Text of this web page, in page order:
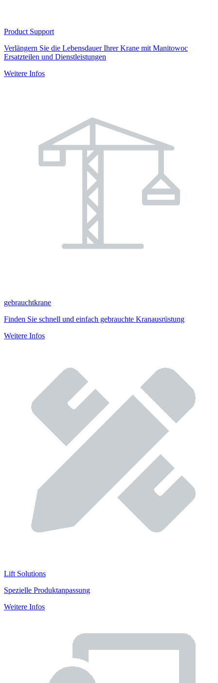
Product Support
Verlängern Sie die Lebensdauer Ihrer Krane mit Manitowoc
Ersatzteilen und Dienstleistungen
Weitere Infos
gebrauchtkrane
Finden Sie schnell und einfach gebrauchte Kranausrüstung
Weitere Infos
Lift Solutions
Spezielle Produktanpassung
Weitere Infos